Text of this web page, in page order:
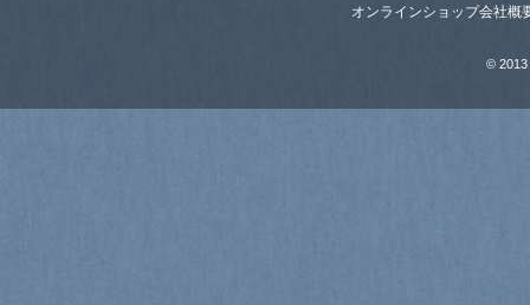
オンラインショップ会社概
© 2013